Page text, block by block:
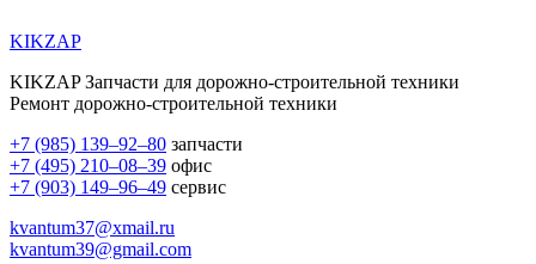
KIKZAP
KIKZAP Запчасти для дорожно-строительной техники
Ремонт дорожно-строительной техники
+7 (985) 139–92–80 запчасти
+7 (495) 210–08–39 офис
+7 (903) 149–96–49 сервис
kvantum37@xmail.ru
kvantum39@gmail.com